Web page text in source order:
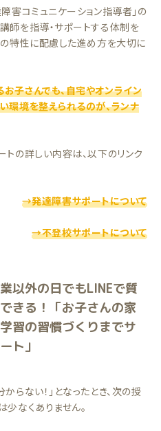
害コミュニケーション指導者」の
師を指導・サポートする体制を
の特性に配慮した進め方を大切に
子さんでも、自宅やオンライン
環境を整えられるのが、ランナ
の詳しい内容は、以下のリンク
→発達障害サポートについて
→不登校サポートについて
以外の日でもLINEで質
きる！「お子さんの家
習の習慣づくりまでサ
ト」
らない！」となったとき、次の授
なくありません。